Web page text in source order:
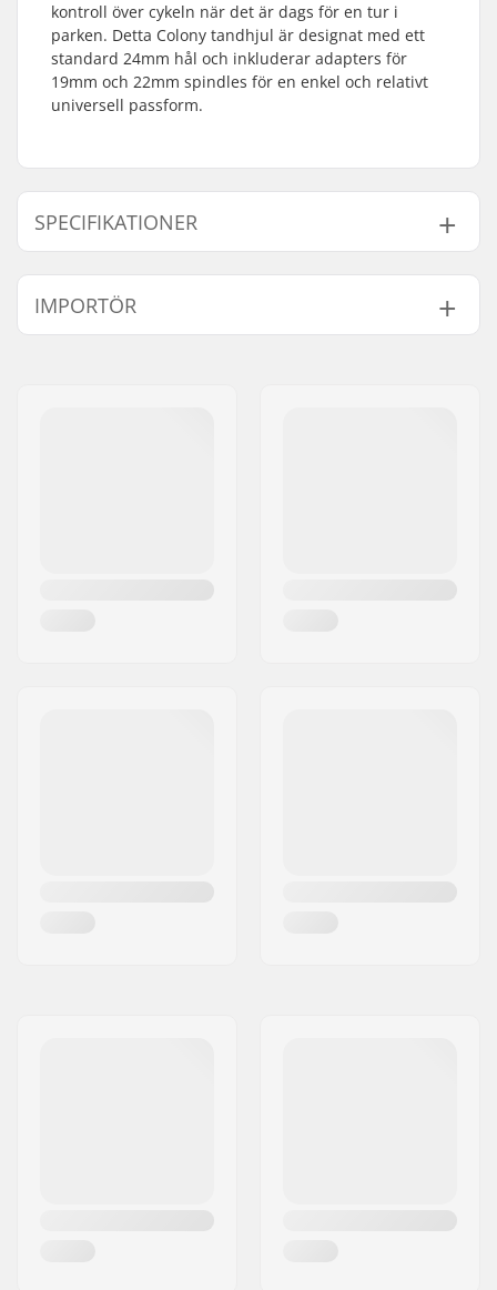
kontroll över cykeln när det är dags för en tur i
parken. Detta Colony tandhjul är designat med ett
standard 24mm hål och inkluderar adapters för
19mm och 22mm spindles för en enkel och relativt
universell passform.
SPECIFIKATIONER
Antal tänder:
25T
Kugghjuls montering:
Bult
IMPORTÖR